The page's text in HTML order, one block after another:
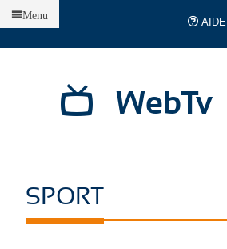
AIDE
WebTv
Menu
SPORT